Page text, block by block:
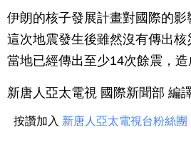
伊朗的核子發展計畫對國際的影
這次地震發生後雖然沒有傳出
當地已經傳出至少14次餘震，造
新唐人亞太電視 國際新聞部 編
按讚加入 新唐人亞太電視台粉絲團